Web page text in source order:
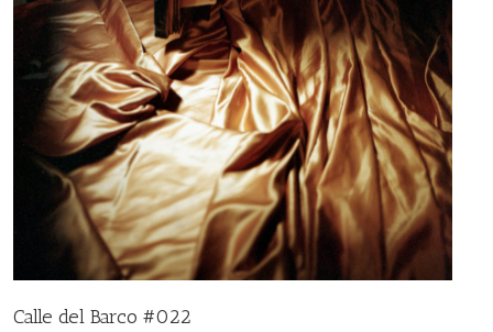
Calle del Barco #022